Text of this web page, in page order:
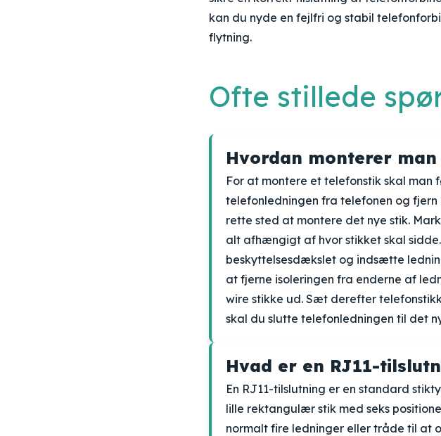
kan du nyde en fejlfri og stabil
flytning.
Ofte stillede
Hvordan monterer
For at montere et telefonstik skal man
telefonledningen fra telefonen og
rette sted at montere det nye stik.
alt afhængigt af hvor stikket skal
beskyttelsesdækslet og indsætte
at fjerne isoleringen fra enderne af
wire stikke ud. Sæt derefter
skal du slutte telefonledningen til det
Hvad er en RJ11-
En RJ11-tilslutning er en standard
lille rektangulær stik med seks
normalt fire ledninger eller tråde til at